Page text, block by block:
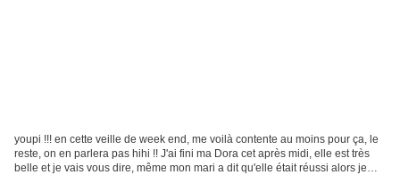
youpi !!! en cette veille de week end, me voilà contente au moins pour ça, le
reste, on en parlera pas hihi !! J'ai fini ma Dora cet après midi, elle est très
belle et je vais vous dire, même mon mari a dit qu'elle était réussi alors je